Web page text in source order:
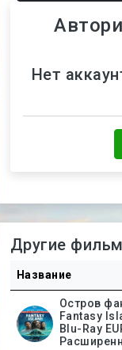
Нет
Другие
Название
Остров
Fantasy
Blu-Ray